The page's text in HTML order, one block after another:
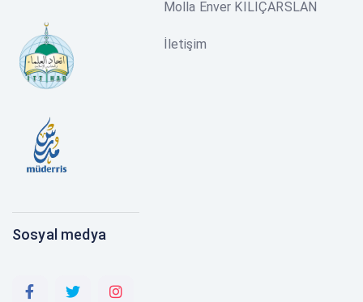
Molla Enver KILIÇARSLAN
İletişim
Sosyal medya